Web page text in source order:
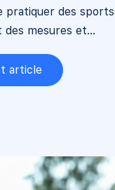
pratiquer des
des mesures et...
article